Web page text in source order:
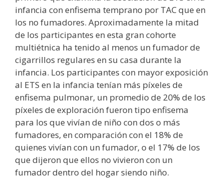
infancia con enfisema temprano por TAC que en
los no fumadores. Aproximadamente la mitad
de los participantes en esta gran cohorte
multiétnica ha tenido al menos un fumador de
cigarrillos regulares en su casa durante la
infancia. Los participantes con mayor exposición
al ETS en la infancia tenían más píxeles de
enfisema pulmonar, un promedio de 20% de los
píxeles de exploración fueron tipo enfisema
para los que vivían de niño con dos o más
fumadores, en comparación con el 18% de
quienes vivían con un fumador, o el 17% de los
que dijeron que ellos no vivieron con un
fumador dentro del hogar siendo niño.